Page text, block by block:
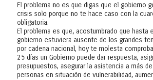
El problema no es que digas que el gobierno
crisis solo porque no te hace caso con la
obligatoria.
El problema es que, acostumbrado que hasta
gobierno estuviera ausente de los grandes
por cadena nacional, hoy te molesta
25 días un Gobierno puede dar respuesta,
presupuestos, asegurar la asistencia a más
personas en situación de vulnerabilidad,